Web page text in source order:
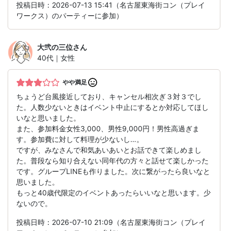
投稿日時：2026-07-13 15:41（名古屋東海街コン（プレイ
ワークス）のパーティーに参加）
大弐の三位さん
40代｜女性
やや満足
ちょうど台風接近しており、キャンセル相次ぎ３対３でし
た。人数少ないときはイベント中止にするとか対応してほし
いなと思いました。
また、参加料金女性3,000、男性9,000円！男性高過ぎま
す。参加費に対して料理が少ないし…。
ですが、みなさんで和気あいあいとお話できて楽しめまし
た。普段なら知り合えない同年代の方々と話せて楽しかった
です。グループLINEも作りました。次に繋がったら良いなと
思いました。
もっと40歳代限定のイベントあったらいいなと思います。少
ないので。
投稿日時：2026-07-10 21:09（名古屋東海街コン（プレイ